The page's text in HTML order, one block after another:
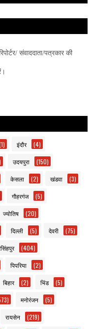
संवाददाता/पत्रकार की
इंदौर (4)
उदयपुरा (150)
केसला (2) खंडवा (3)
गौहरगंज (5)
ज्योतिष (20)
दिल्ली (5) देवरी (75)
(404)
पिपरिया (2)
बिहार (2) भिंड (5)
मनोरंजन (5)
रायसेन (219)